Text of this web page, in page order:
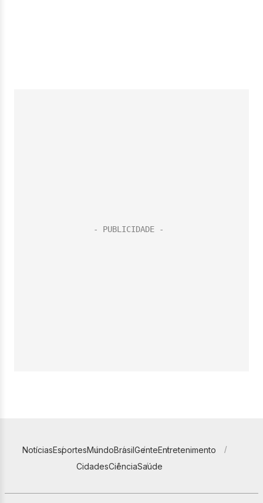
NotíciasEsportesMundoBrasilGenteEntretenimento
CidadesCiênciaSaúde